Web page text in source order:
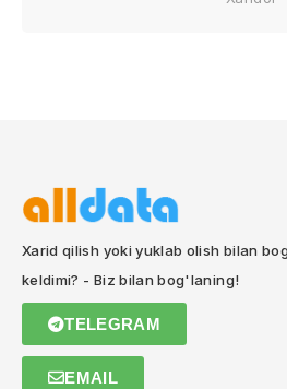
Xarid qilish yoki yuklab olish bilan
keldimi? - Biz bilan bog'laning!
TELEGRAM
EMAIL